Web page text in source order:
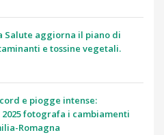
Salute aggiorna il piano di
e tossine vegetali.
e piogge intense:
2025 fotografa i cambiamenti
Romagna